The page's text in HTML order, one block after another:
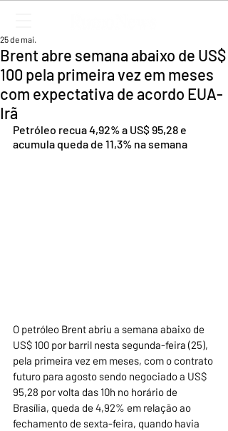
Brent abre semana abaixo de US$
100 pela primeira vez em meses
com expectativa de acordo EUA-
Irã
25 de mai.
Petróleo recua 4,92% a US$ 95,28 e
acumula queda de 11,3% na semana
O petróleo Brent abriu a semana abaixo de
US$ 100 por barril nesta segunda-feira (25),
pela primeira vez em meses, com o contrato
futuro para agosto sendo negociado a US$
95,28 por volta das 10h no horário de
Brasília, queda de 4,92% em relação ao
fechamento de sexta-feira, quando havia